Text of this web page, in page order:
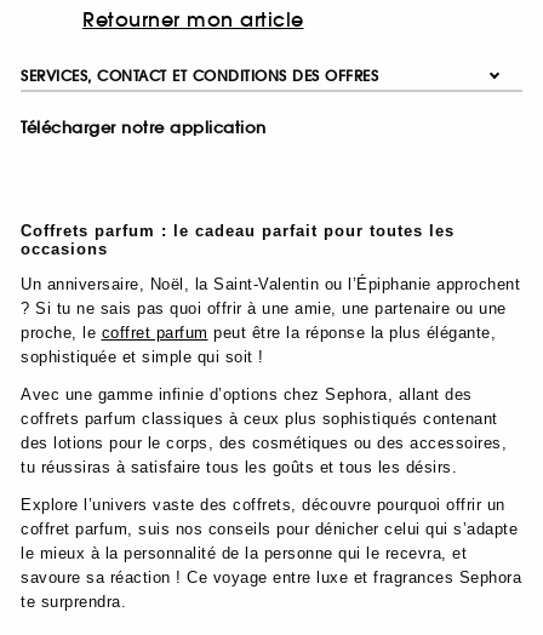
Retourner mon article
SERVICES, CONTACT ET CONDITIONS DES OFFRES
Télécharger notre application
Coffrets parfum : le cadeau parfait pour toutes les
occasions
Un anniversaire, Noël, la Saint-Valentin ou l’Épiphanie approchent
? Si tu ne sais pas quoi offrir à une amie, une partenaire ou une
proche, le coffret parfum peut être la réponse la plus élégante,
sophistiquée et simple qui soit !
Avec une gamme infinie d’options chez Sephora, allant des
coffrets parfum classiques à ceux plus sophistiqués contenant
des lotions pour le corps, des cosmétiques ou des accessoires,
tu réussiras à satisfaire tous les goûts et tous les désirs.
Explore l’univers vaste des coffrets, découvre pourquoi offrir un
coffret parfum, suis nos conseils pour dénicher celui qui s’adapte
le mieux à la personnalité de la personne qui le recevra, et
savoure sa réaction ! Ce voyage entre luxe et fragrances Sephora
te surprendra.